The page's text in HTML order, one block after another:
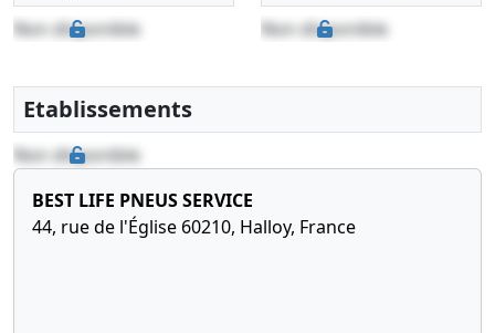
Non disponible Non disponible
Etablissements
Non disponible
BEST LIFE PNEUS SERVICE
44, rue de l'Église 60210, Halloy, France